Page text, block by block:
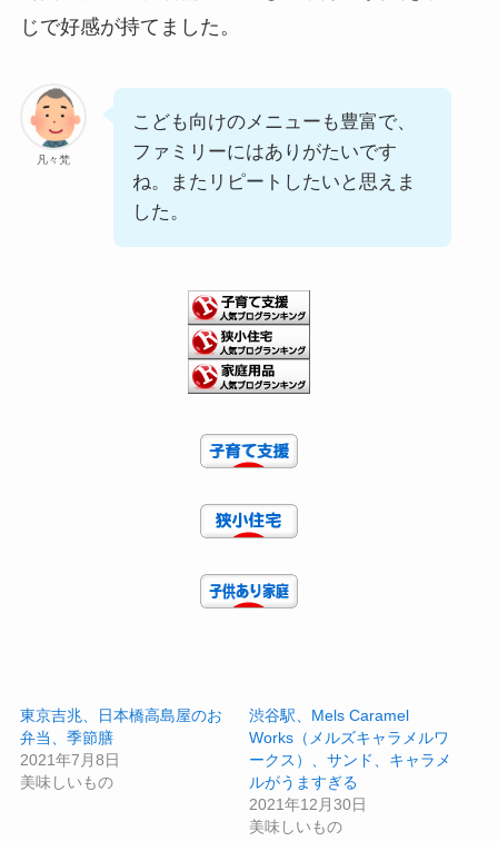
じで好感が持てました。
凡々梵
こども向けのメニューも豊富で、
ファミリーにはありがたいです
ね。またリピートしたいと思えま
した。
東京吉兆、日本橋高島屋のお
弁当、季節膳
2021年7月8日
美味しいもの
渋谷駅、Mels Caramel
Works（メルズキャラメルワ
ークス）、サンド、キャラメ
ルがうますぎる
2021年12月30日
美味しいもの